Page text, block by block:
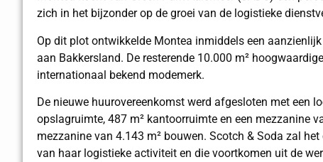
zich in het bijzonder op de groei van de logistieke
Op dit plot ontwikkelde Montea inmiddels een
aan Bakkersland. De resterende 10.000 m²
internationaal bekend modemerk.
De nieuwe huurovereenkomst werd afgesloten met een
opslagruimte, 487 m² kantoorruimte en een mezzanine
mezzanine van 4.143 m² bouwen. Scotch & Soda zal
van haar logistieke activiteit en die voortkomen uit de